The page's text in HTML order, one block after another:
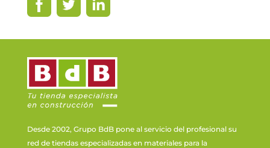
Desde 2002, Grupo BdB pone al servicio del profesional su
red de tiendas especializadas en materiales para la